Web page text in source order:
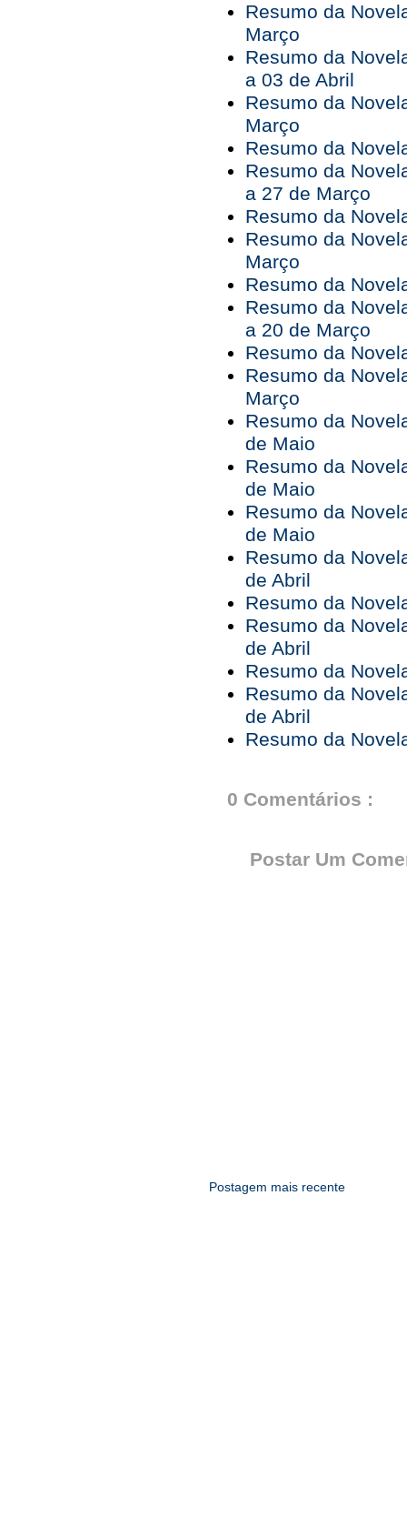
Resumo da
Março
Resumo da
a 03 de Abril
Resumo da
Março
Resumo da
Resumo da
a 27 de Março
Resumo da
Resumo da
Março
Resumo da
Resumo da
a 20 de Março
Resumo da
Resumo da
Março
Resumo da
de Maio
Resumo da
de Maio
Resumo da
de Maio
Resumo da
de Abril
Resumo da
Resumo da
de Abril
Resumo da
Resumo da
de Abril
Resumo da
0 Comentários :
Postar Um
Postagem mais recente